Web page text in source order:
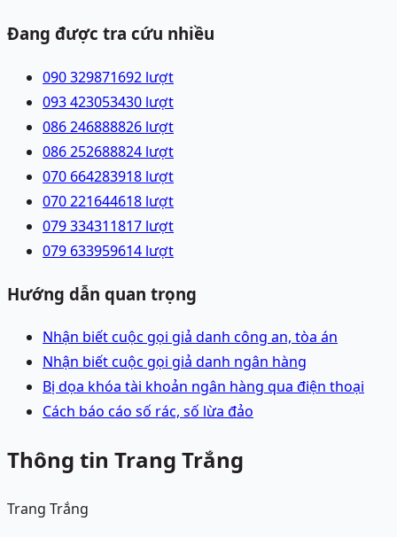
Đang được tra cứu nhiều
090 329871692 lượt
093 423053430 lượt
086 246888826 lượt
086 252688824 lượt
070 664283918 lượt
070 221644618 lượt
079 334311817 lượt
079 633959614 lượt
Hướng dẫn quan trọng
Nhận biết cuộc gọi giả danh công an, tòa án
Nhận biết cuộc gọi giả danh ngân hàng
Bị dọa khóa tài khoản ngân hàng qua điện thoại
Cách báo cáo số rác, số lừa đảo
Thông tin Trang Trắng
Trang Trắng